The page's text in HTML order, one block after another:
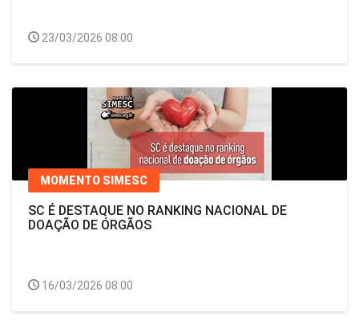
23/03/2026 08:00
MOMENTO SIMESC
SC É DESTAQUE NO RANKING NACIONAL DE
DOAÇÃO DE ÓRGÃOS
16/03/2026 08:00